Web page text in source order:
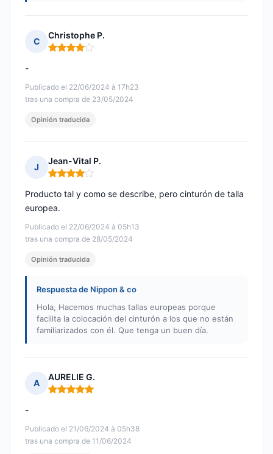
C
Christophe P.
Nota: 4 de 5
Publicado el 22/06/2024 à 17h23
tras una compra de 23/05/2024
-
Opinión traducida
J
Jean-Vital P.
Nota: 4 de 5
Publicado el 22/06/2024 à 05h13
tras una compra de 28/05/2024
Producto tal y como se describe, pero cinturón de talla
europea.
Opinión traducida
Respuesta de Nippon & co
Hola, Hacemos muchas tallas europeas porque
facilita la colocación del cinturón a los que no están
familiarizados con él. Que tenga un buen día.
A
AURELIE G.
Nota: 5 de 5
Publicado el 21/06/2024 à 05h38
tras una compra de 11/06/2024
-